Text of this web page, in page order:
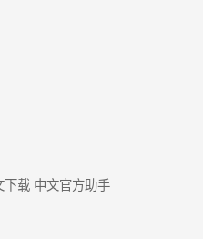
载 中文官方助手